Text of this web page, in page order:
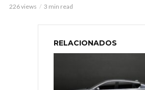
226 views 3 min read
RELACIONADOS